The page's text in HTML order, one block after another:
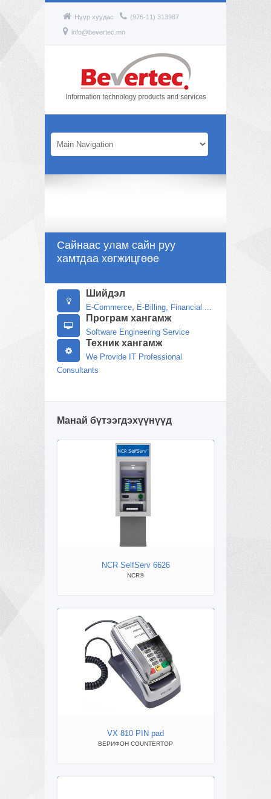
Нүүр хуудас (976-11) 313987
info@bevertec.mn
Сайнаас улам сайн руу
хамтдаа хөгжицгөөе
Шийдэл
E-Commerce, E-Billing, Financial ...
Програм хангамж
Software Engineering Service
Техник хангамж
We Provide IT Professional
Consultants
Манай бүтээгдэхүүнүүд
NCR SelfServ 6626
NCR®
VX 810 PIN pad
ВЕРИФОН COUNTERTOP